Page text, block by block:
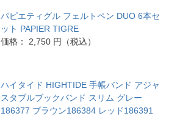
パピエティグル フェルトペン DUO 6本セ
ット PAPIER TIGRE
価格： 2,750 円（税込）
ハイタイド HIGHTIDE 手帳バンド アジャ
スタブルブックバンド スリム グレー
186377 ブラウン186384 レッド186391